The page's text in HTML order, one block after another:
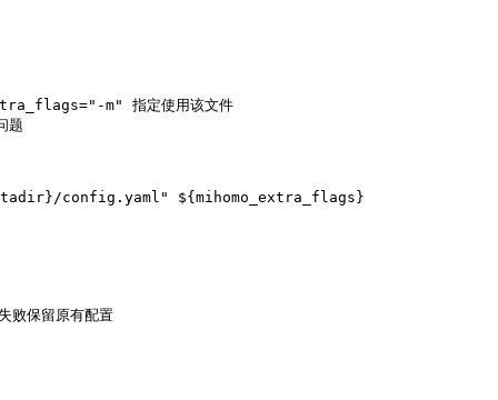
m" 指定使用该文件
题